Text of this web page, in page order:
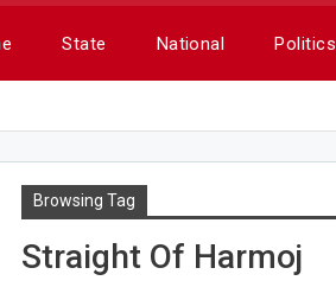
State National Politics
Browsing Tag
Straight Of Harmoj